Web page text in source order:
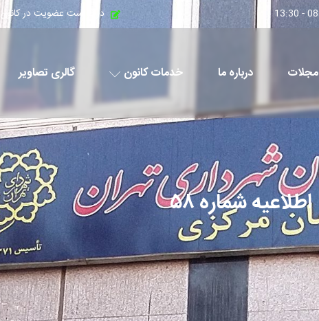
درخواست عضویت در کانون
مجلات درباره ما خدمات کانون گالری تصاویر
اطلاعیه شماره ۵۸